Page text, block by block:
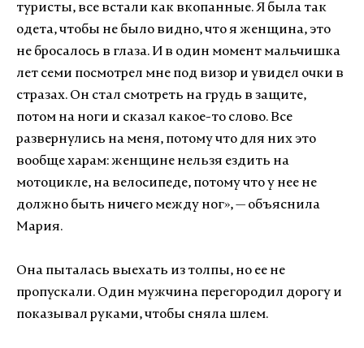
туристы, все встали как вкопанные. Я была так
одета, чтобы не было видно, что я женщина, это
не бросалось в глаза. И в один момент мальчишка
лет семи посмотрел мне под визор и увидел очки в
стразах. Он стал смотреть на грудь в защите,
потом на ноги и сказал какое-то слово. Все
развернулись на меня, потому что для них это
вообще харам: женщине нельзя ездить на
мотоцикле, на велосипеде, потому что у нее не
должно быть ничего между ног», — объяснила
Мария.
Она пыталась выехать из толпы, но ее не
пропускали. Один мужчина перегородил дорогу и
показывал руками, чтобы сняла шлем.